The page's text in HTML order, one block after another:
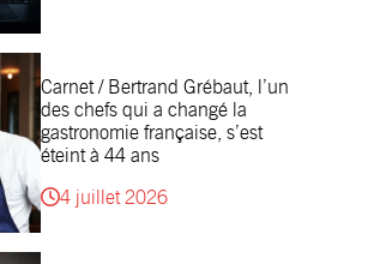
Carnet / Bertrand Grébaut, l’un
des chefs qui a changé la
gastronomie française, s’est
éteint à 44 ans
4 juillet 2026